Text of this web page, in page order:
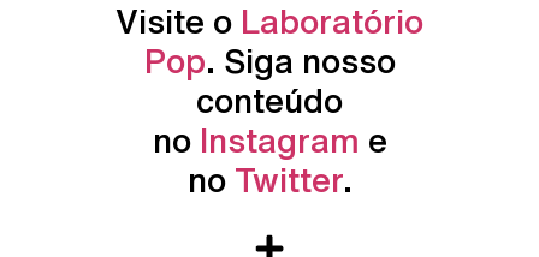
Visite o Laboratório
Pop. Siga nosso
conteúdo
no Instagram e
no Twitter.